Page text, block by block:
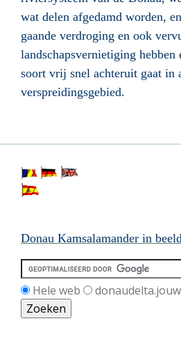
wat delen afgedamd worden,
gaande verdroging en ook
landschapsvernietiging hebben
soort vrij snel achteruit gaat in
verspreidingsgebied.
Donau Kamsalamander in beeld
Hele web